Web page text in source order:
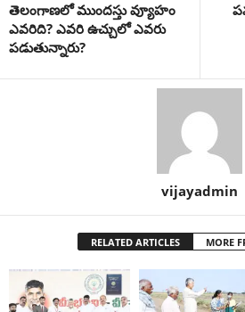
తెలంగాణ‌లో ముంద‌స్తు వ్యూహం
ఎవ‌రిది? ఎవ‌రి ఉచ్చులో ఎవ‌రు
పడుతున్నారు?
vijayadmin
RELATED ARTICLES MORE